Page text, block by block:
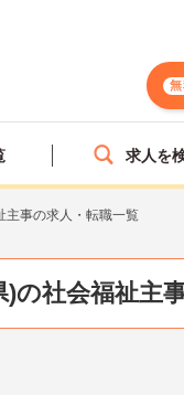
求人を
主事の求人・転職一覧
)の社会福祉主